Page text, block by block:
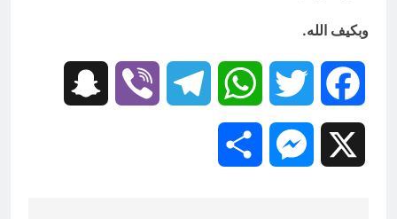
وبكيف الله.
Facebook
Twitter
WhatsApp
Telegram
Viber
Messenger